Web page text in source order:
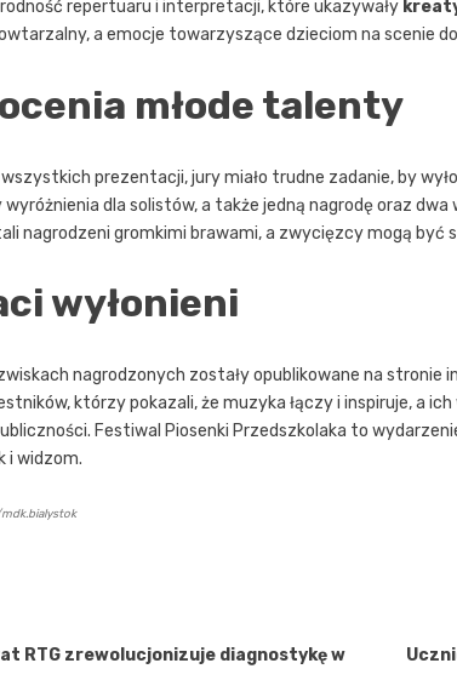
repertuaru i interpretacji, które ukazywały
a emocje towarzyszące dzieciom na scenie
młode talenty
prezentacji, jury miało trudne zadanie, by
dla solistów, a także jedną nagrodę oraz dwa
nagrodzeni gromkimi brawami, a zwycięzcy mogą być
wyłonieni
nagrodzonych zostały opublikowane na
którzy pokazali, że muzyka łączy i inspiruje, a
Festiwal Piosenki Przedszkolaka to
i widzom.
RTG zrewolucjonizuje diagnostykę w